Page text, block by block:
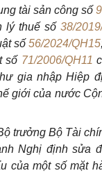
tài sản công số
lý thuế số 38/
số 56/2024/QH15
số 71/2006/QH11
gia nhập Hiệp
giới của nước
trưởng Bộ Tài
Nghị định sửa
của một số mặt